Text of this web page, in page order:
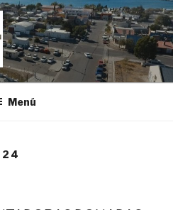
DE PUERTO
Menú